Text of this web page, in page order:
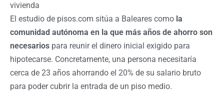
vivienda
El estudio de pisos.com sitúa a Baleares como la
comunidad autónoma en la que más años de ahorro son
necesarios para reunir el dinero inicial exigido para
hipotecarse. Concretamente, una persona necesitaría
cerca de 23 años ahorrando el 20% de su salario bruto
para poder cubrir la entrada de un piso medio.